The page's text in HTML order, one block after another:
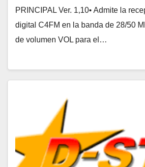
PRINCIPAL Ver. 1,10• Admite la
digital C4FM en la banda de 28/50
de volumen VOL para el…